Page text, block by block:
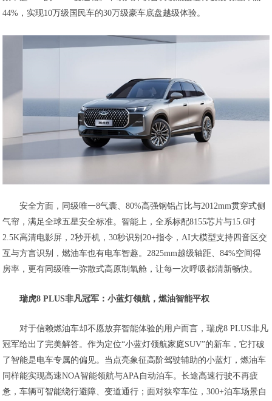
44%，实现10万级国民车的30万级豪车底盘越级体验。
安全方面，同级唯一8气囊、80%高强钢铝占比与2012mm贯穿式侧
气帘，满足全球五星安全标准。智能上，全系标配8155芯片与15.6吋
2.5K高清电影屏，2秒开机，30秒识别20+指令，AI大模型支持四音区交
互与方言识别，燃油车也有电车智趣。2825mm越级轴距、84%空间得
房率，更有同级唯一弥散式高原制氧舱，让每一次呼吸都清新畅快。
瑞虎8 PLUS非凡冠军：小蓝灯领航，燃油智能平权
对于信赖燃油车却不愿放弃智能体验的用户而言，瑞虎8 PLUS非凡
冠军给出了完美解答。作为定位“小蓝灯领航家庭SUV”的新车，它打破
了智能是电车专属的偏见。当点亮象征高阶驾驶辅助的小蓝灯，燃油车
同样能实现高速NOA智能领航与APA自动泊车。长途高速行驶不再疲
惫，车辆可智能绕行避障、变道通行；面对狭窄车位，300+泊车场景自